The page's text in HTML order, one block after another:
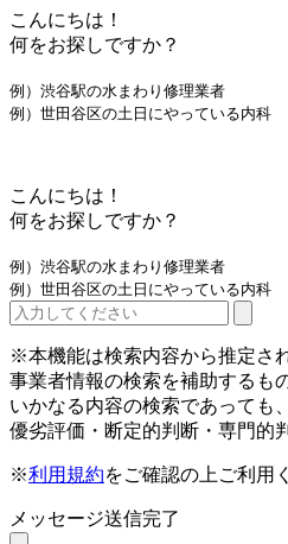
こんにちは！
何をお探しですか？
例）渋谷駅の水まわり修理業者
例）世田谷区の土日にやっている内科
こんにちは！
何をお探しですか？
例）渋谷駅の水まわり修理業者
例）世田谷区の土日にやっている内科
※本機能は検索内容から推定さ
事業者情報の検索を補助するも
いかなる内容の検索であっても
優劣評価・断定的判断・専門的
※利用規約をご確認の上ご利用
メッセージ送信完了